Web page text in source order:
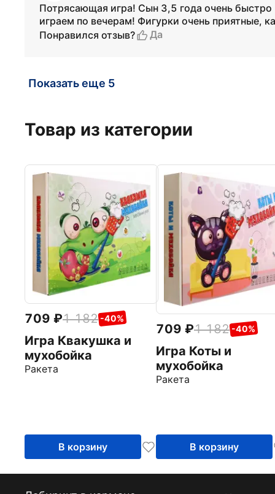
Потрясающая игра! Сын 3,5 года очень быстро
играем по вечерам! Фигурки очень приятные,
Понравился отзыв?
Да
Показать еще 5
Товар из категории
709 1 182 -40%
Игра Квакушка и
мухобойка
Ракета
В корзину
709 1 182 -40%
Игра Коты и
мухобойка
Ракета
В корзину